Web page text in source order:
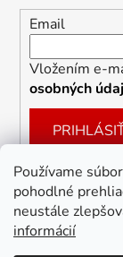
Používame
pohodlné
neustále
informácií
Email
Vložením e-
osobných
Facebook